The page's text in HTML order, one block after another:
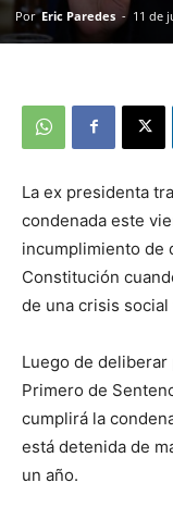
Por Eric Paredes - 11 de
La ex presidenta
condenada este
incumplimiento de
Constitución
de una crisis social
Luego de
Primero de
cumplirá la
está detenida de
un año.